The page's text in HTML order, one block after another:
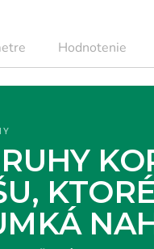
Hodnotenie
KTORÉ